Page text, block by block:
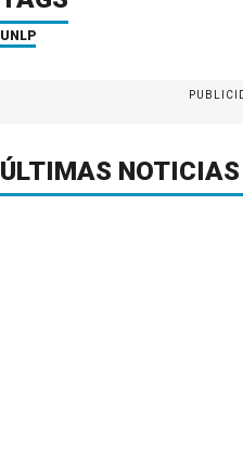
UNLP
ÚLTIMAS NOTICIAS